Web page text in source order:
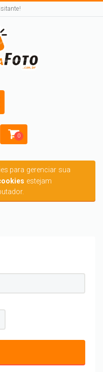
0
para gerenciar sua
estejam